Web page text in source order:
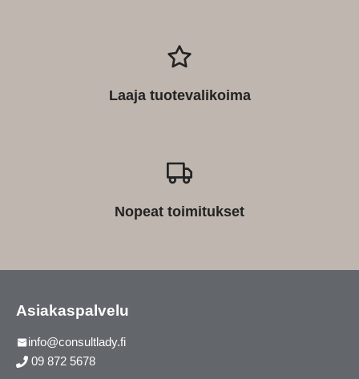
Laaja tuotevalikoima
Nopeat toimitukset
Asiakaspalvelu
info@consultlady.fi
09 872 5678